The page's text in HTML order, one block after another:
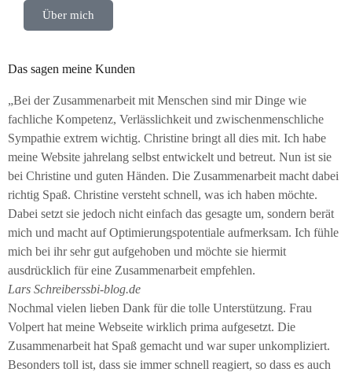
Über mich
Das sagen meine Kunden
„Bei der Zusammenarbeit mit Menschen sind mir Dinge wie
fachliche Kompetenz, Verlässlichkeit und zwischenmenschliche
Sympathie extrem wichtig. Christine bringt all dies mit. Ich habe
meine Website jahrelang selbst entwickelt und betreut. Nun ist sie
bei Christine und guten Händen. Die Zusammenarbeit macht dabei
richtig Spaß. Christine versteht schnell, was ich haben möchte.
Dabei setzt sie jedoch nicht einfach das gesagte um, sondern berät
mich und macht auf Optimierungspotentiale aufmerksam. Ich fühle
mich bei ihr sehr gut aufgehoben und möchte sie hiermit
ausdrücklich für eine Zusammenarbeit empfehlen.
Lars Schreiberssbi-blog.de
Nochmal vielen lieben Dank für die tolle Unterstützung. Frau
Volpert hat meine Webseite wirklich prima aufgesetzt. Die
Zusammenarbeit hat Spaß gemacht und war super unkompliziert.
Besonders toll ist, dass sie immer schnell reagiert, so dass es auch